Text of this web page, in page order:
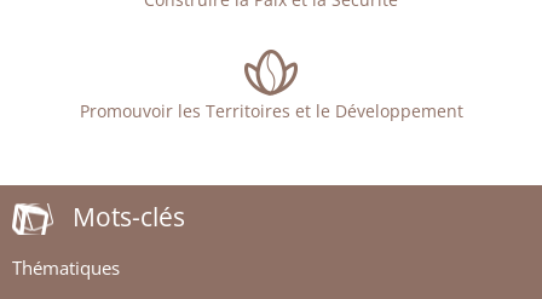
Promouvoir les Territoires et le Développement
Mots-clés
Thématiques